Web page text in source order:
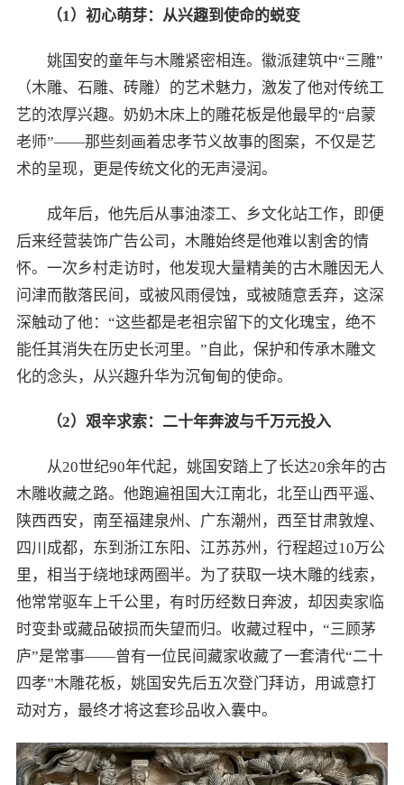
（1 ）初心萌芽：从兴趣到使命的蜕变
姚国安的童年与木雕紧密相连。徽派建筑中“三雕”
（木雕、石雕、砖雕）的艺术魅力，激发了他对传统工
艺的浓厚兴趣。奶奶木床上的雕花板是他最早的“启蒙
老师”——那些刻画着忠孝节义故事的图案，不仅是艺
术的呈现，更是传统文化的无声浸润。
成年后，他先后从事油漆工、乡文化站工作，即便
后来经营装饰广告公司，木雕始终是他难以割舍的情
怀。一次乡村走访时，他发现大量精美的古木雕因无人
问津而散落民间，或被风雨侵蚀，或被随意丢弃，这深
深触动了他：“这些都是老祖宗留下的文化瑰宝，绝不
能任其消失在历史长河里。”自此，保护和传承木雕文
化的念头，从兴趣升华为沉甸甸的使命。
（2）艰辛求索：二十年奔波与千万元投入
从20世纪90年代起，姚国安踏上了长达20余年的古
木雕收藏之路。他跑遍祖国大江南北，北至山西平遥、
陕西西安，南至福建泉州、广东潮州，西至甘肃敦煌、
四川成都，东到浙江东阳、江苏苏州，行程超过10万公
里，相当于绕地球两圈半。为了获取一块木雕的线索，
他常常驱车上千公里，有时历经数日奔波，却因卖家临
时变卦或藏品破损而失望而归。收藏过程中，“三顾茅
庐”是常事——曾有一位民间藏家收藏了一套清代“二十
四孝”木雕花板，姚国安先后五次登门拜访，用诚意打
动对方，最终才将这套珍品收入囊中。